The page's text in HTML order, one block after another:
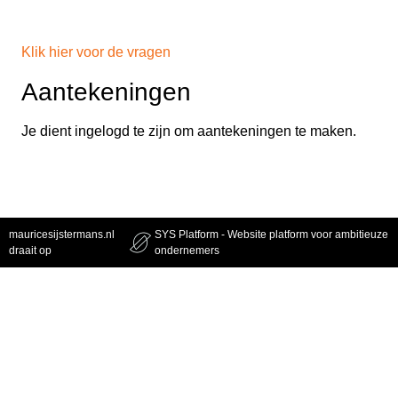
Klik hier voor de vragen
Aantekeningen
Je dient ingelogd te zijn om aantekeningen te maken.
mauricesijstermans.nl
draait op
SYS Platform - Website platform voor ambitieuze
ondernemers